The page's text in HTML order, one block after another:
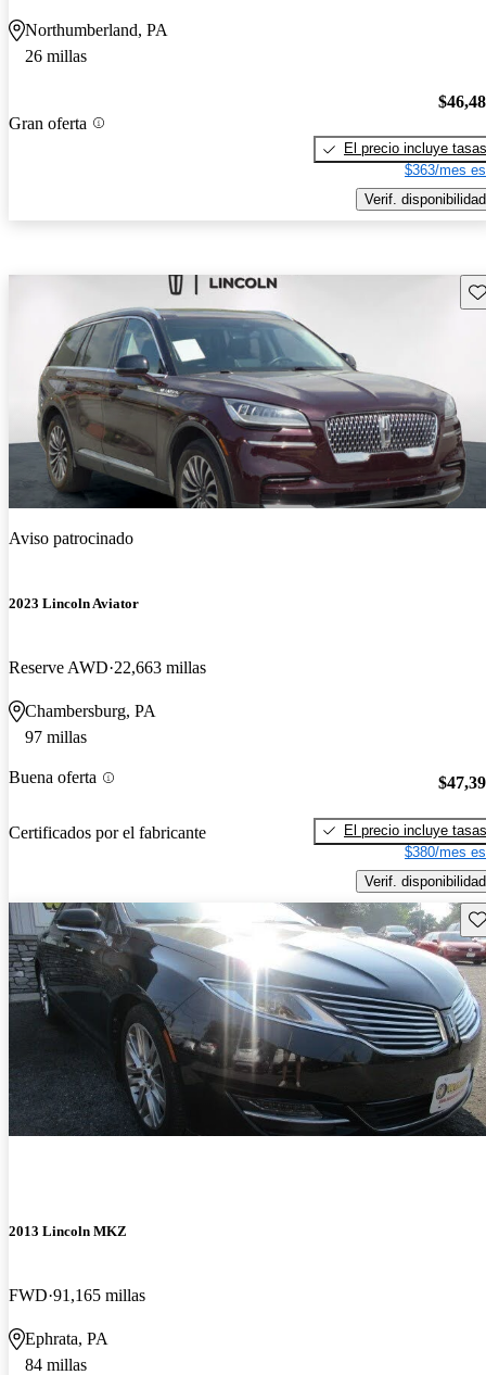
Northumberland, PA
26 millas
Gran oferta
El precio incluye tasas
$363/mes
Verif. disponibilidad
Aviso patrocinado
2023 Lincoln Aviator
Reserve AWD 22,663 millas
Chambersburg, PA
97 millas
Buena oferta
Certificados por el fabricante
El precio incluye tasas
$380/mes
Verif. disponibilidad
2013 Lincoln MKZ
FWD 91,165 millas
Ephrata, PA
84 millas